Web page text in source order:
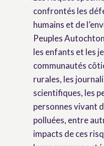
confrontés les
humains et de
Peuples
les enfants et les
communautés
rurales, les
scientifiques, les
personnes vivant
polluées, entre
impacts de ces